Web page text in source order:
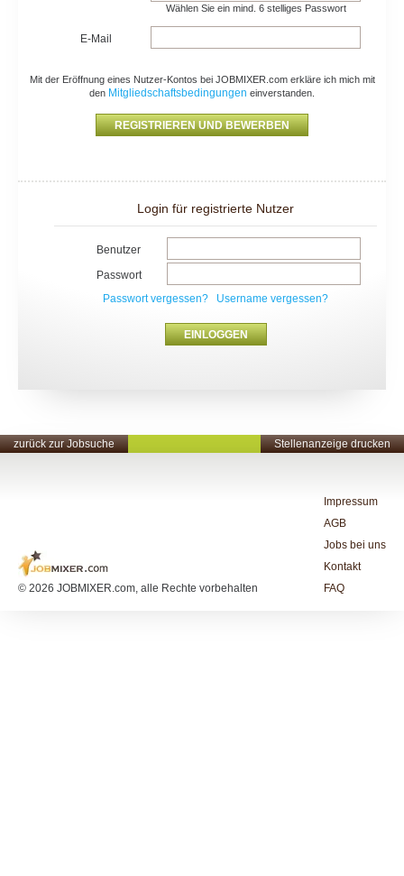
Wählen Sie ein mind. 6 stelliges Passwort
E-Mail
Mit der Eröffnung eines Nutzer-Kontos bei JOBMIXER.com erkläre ich mich mit
den Mitgliedschaftsbedingungen einverstanden.
Login für registrierte Nutzer
Benutzer
Passwort
Passwort vergessen?
Username vergessen?
zurück zur Jobsuche Stellenanzeige drucken
© 2026 JOBMIXER.com, alle Rechte vorbehalten
Impressum
AGB
Jobs bei uns
Kontakt
FAQ